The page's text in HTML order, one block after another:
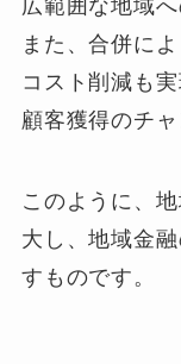
広範囲な地域
また、合併に
コスト削減も
顧客獲得のチャ
このように、
大し、地域金
すものです。